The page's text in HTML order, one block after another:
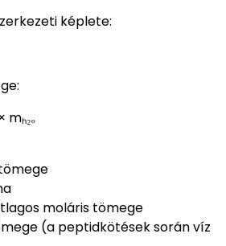
képlete:
mₕ₂ₒ
moláris tömege
(a peptidkötések során víz